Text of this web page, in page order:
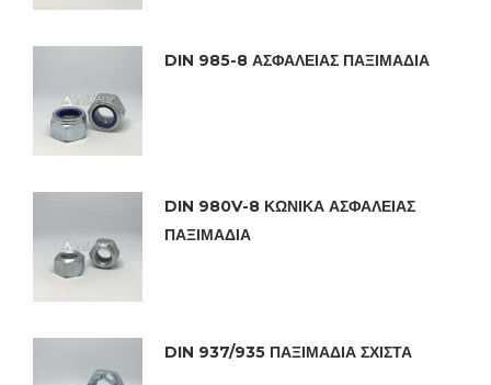
DIN 985-8 ΑΣΦΑΛΕΙΑΣ ΠΑΞΙΜΑΔΙΑ
DIN 980V-8 ΚΩΝΙΚΑ ΑΣΦΑΛΕΙΑΣ
ΠΑΞΙΜΑΔΙΑ
DIN 937/935 ΠΑΞΙΜΑΔΙΑ ΣΧΙΣΤΑ